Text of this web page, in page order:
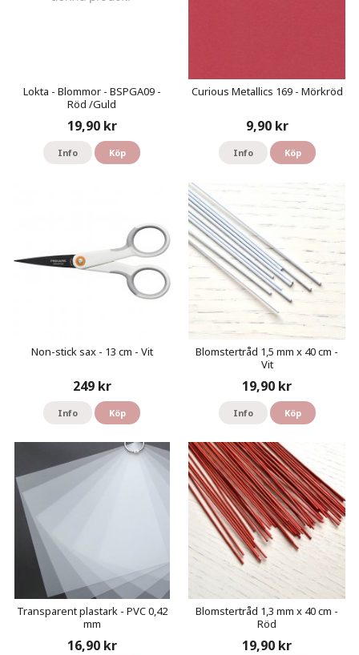
Lokta - Blommor - BSPGA09 -
Röd /Guld
19,90 kr
Info Köp
Curious Metallics 169 - Mörkröd
9,90 kr
Info Köp
Non-stick sax - 13 cm - Vit
249 kr
Info Köp
Blomstertråd 1,5 mm x 40 cm -
Vit
19,90 kr
Info Köp
Transparent plastark - PVC 0,42
mm
16,90 kr
Blomstertråd 1,3 mm x 40 cm -
Röd
19,90 kr